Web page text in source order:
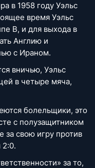
в 1958 году Уэльс
время Уэльс
B, и для выхода в
Англию и
с Ираном.
вничью, Уэльс
в четыре мяча,
болельщики, это
с полузащитником
за свою игру против
2:0.
за то,